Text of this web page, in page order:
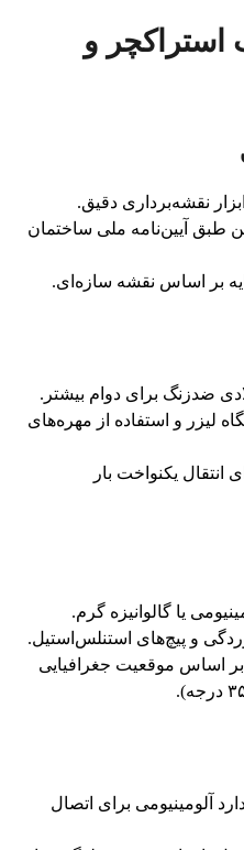
و
نقشه‌برداری دقیق.
طبق آیین‌نامه ملی ساختمان
بر اساس نقشه سازه‌ای.
ضدزنگ برای دوام بیشتر.
لیزر و استفاده از مهره‌های
یکنواخت بار
یا گالوانیزه گرم.
و پیچ‌های استنلس‌استیل.
اساس موقعیت جغرافیایی
آلومینیومی برای اتصال